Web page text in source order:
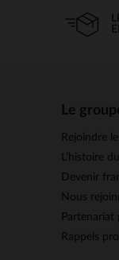
Le
Rejoindre
L’histoire
Devenir
Nous
Partenariat
Rappels